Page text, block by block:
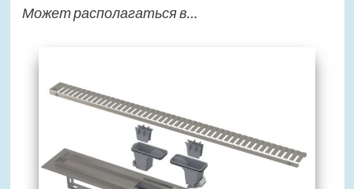
Может располагаться в…